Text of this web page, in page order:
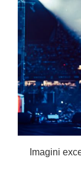
Imagini